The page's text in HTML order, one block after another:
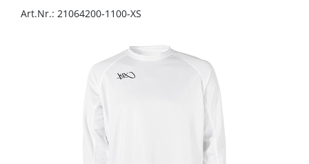
Art.Nr.: 21064200-1100-XS